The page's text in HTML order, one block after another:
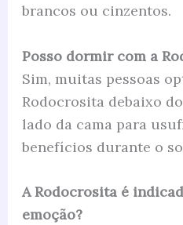
brancos ou cinzentos.
Posso dormir com a
Sim, muitas pessoas
Rodocrosita debaixo
lado da cama para
benefícios durante o
A Rodocrosita é
emoção?